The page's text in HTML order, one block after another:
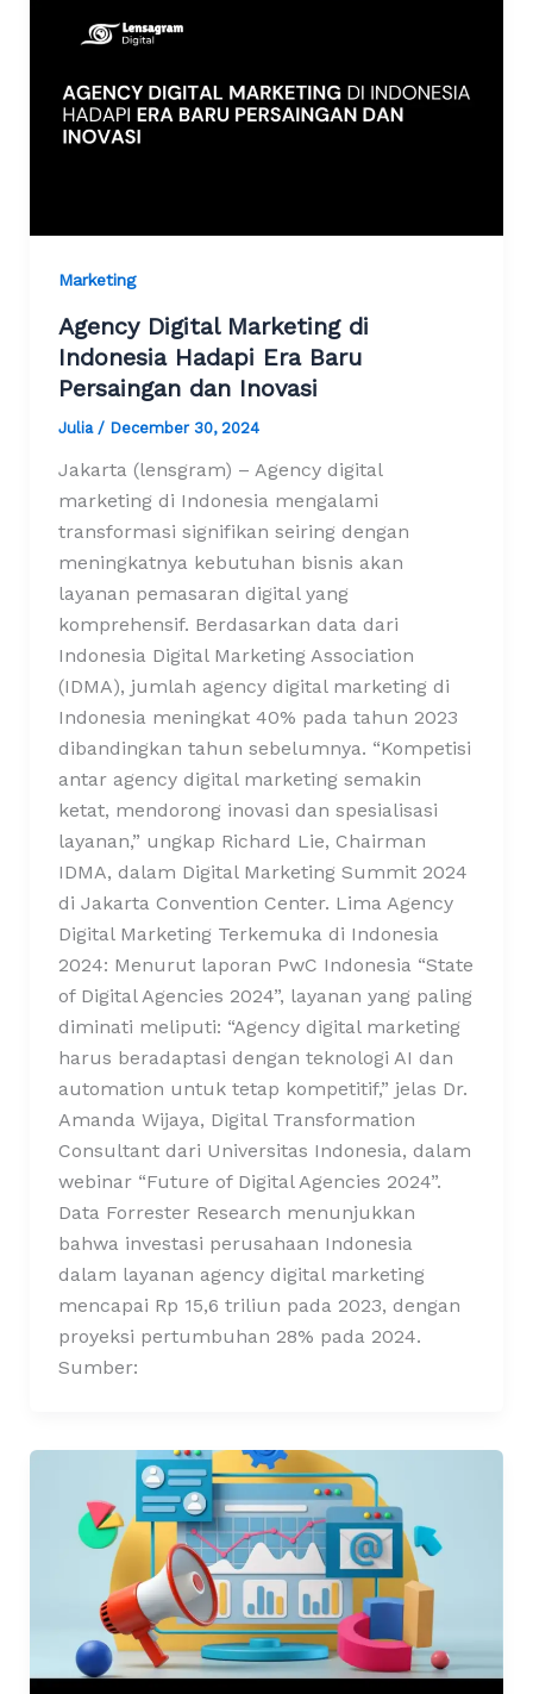
Marketing
Agency Digital Marketing di
Indonesia Hadapi Era Baru
Persaingan dan Inovasi
Julia / December 30, 2024
Jakarta (lensgram) – Agency digital
marketing di Indonesia mengalami
transformasi signifikan seiring dengan
meningkatnya kebutuhan bisnis akan
layanan pemasaran digital yang
komprehensif. Berdasarkan data dari
Indonesia Digital Marketing Association
(IDMA), jumlah agency digital marketing di
Indonesia meningkat 40% pada tahun 2023
dibandingkan tahun sebelumnya. “Kompetisi
antar agency digital marketing semakin
ketat, mendorong inovasi dan spesialisasi
layanan,” ungkap Richard Lie, Chairman
IDMA, dalam Digital Marketing Summit 2024
di Jakarta Convention Center. Lima Agency
Digital Marketing Terkemuka di Indonesia
2024: Menurut laporan PwC Indonesia “State
of Digital Agencies 2024”, layanan yang paling
diminati meliputi: “Agency digital marketing
harus beradaptasi dengan teknologi AI dan
automation untuk tetap kompetitif,” jelas Dr.
Amanda Wijaya, Digital Transformation
Consultant dari Universitas Indonesia, dalam
webinar “Future of Digital Agencies 2024”.
Data Forrester Research menunjukkan
bahwa investasi perusahaan Indonesia
dalam layanan agency digital marketing
mencapai Rp 15,6 triliun pada 2023, dengan
proyeksi pertumbuhan 28% pada 2024.
Sumber: